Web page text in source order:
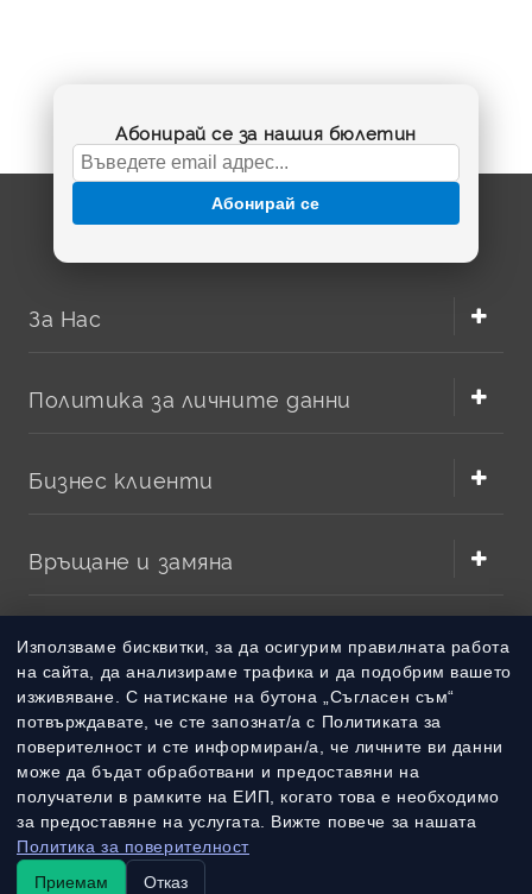
Използваме бисквитки, за да осигурим правилната работа
на сайта, да анализираме трафика и да подобрим вашето
изживяване. С натискане на бутона „Съгласен съм“
потвърждавате, че сте запознат/а с Политиката за
поверителност и сте информиран/а, че личните ви данни
може да бъдат обработвани и предоставяни на
получатели в рамките на ЕИП, когато това е необходимо
за предоставяне на услугата. Вижте повече за нашата
Политика за поверителност
Приемам
Отказ
Абонирай се за нашия бюлетин
Абонирай се
За Нас
Политика за личните данни
Бизнес клиенти
Връщане и замяна
Методи на плащане
Методи на доставка
© 2010 – 2026 Всички права запазени